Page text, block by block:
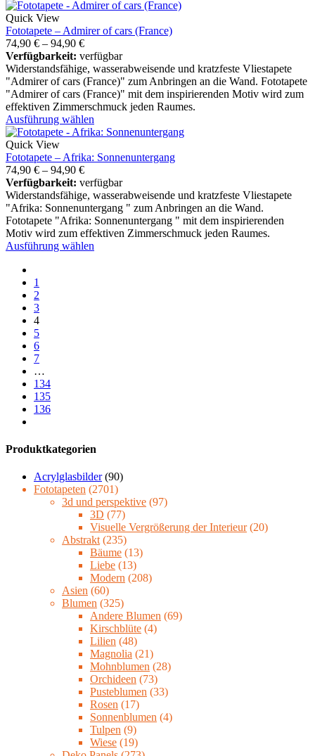
Quick View
Fototapete – Admirer of cars (France)
74,90 € – 94,90 €
Verfügbarkeit: verfügbar
Widerstandsfähige, wasserabweisende und kratzfeste Vliestapete
"Admirer of cars (France)" zum Anbringen an die Wand. Fototapete
"Admirer of cars (France)" mit dem inspirierenden Motiv wird zum
effektiven Zimmerschmuck jeden Raumes.
Ausführung wählen
Quick View
Fototapete – Afrika: Sonnenuntergang
74,90 € – 94,90 €
Verfügbarkeit: verfügbar
Widerstandsfähige, wasserabweisende und kratzfeste Vliestapete
"Afrika: Sonnenuntergang " zum Anbringen an die Wand.
Fototapete "Afrika: Sonnenuntergang " mit dem inspirierenden
Motiv wird zum effektiven Zimmerschmuck jeden Raumes.
Ausführung wählen
1
2
3
4
5
6
7
…
134
135
136
Produktkategorien
Acrylglasbilder (90)
Fototapeten (2701)
3d und perspektive (97)
3D (77)
Visuelle Vergrößerung der Interieur (20)
Abstrakt (235)
Bäume (13)
Liebe (13)
Modern (208)
Asien (60)
Blumen (325)
Andere Blumen (69)
Kirschblüte (4)
Lilien (48)
Magnolia (21)
Mohnblumen (28)
Orchideen (73)
Pusteblumen (33)
Rosen (17)
Sonnenblumen (4)
Tulpen (9)
Wiese (19)